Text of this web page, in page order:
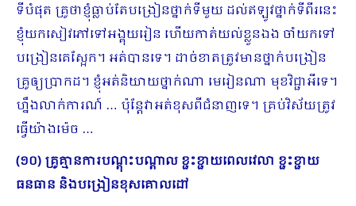
ទីបំផុត គ្រូថាខ្ញុំធ្លាប់តែបង្រៀនថ្នាក់ទីមួយ ដល់ឥឡូវថ្នាក់ទីពីរនេះ
ខ្ញុំយកសៀវភៅទៅអង្គុយរៀន ហើយកាត់យល់ខ្លួនឯង ចាំយកទៅ
បង្រៀនគេស្អែក។ អត់បានទេ។ ដាច់ខាតត្រូវមានថ្នាក់បង្រៀន
គ្រូឲ្យប្រាកដ។ ខ្ញុំអត់និយាយថ្នាក់ណា មេរៀនណា មុខវិជ្ជាអីទេ។
ហ្នឹងលាក់ការណ៍ … ប៉ុន្តែវាអត់ខុសពីជំនាញទេ។ គ្រប់វិស័យត្រូវ
ធ្វើយ៉ាងម៉េច …
(១០) គ្រូគ្មានការបណ្ដុះបណ្ដាល ខ្ជះខ្ជាយពេលវេលា ខ្ជះខ្ជាយ
ធនធាន និងបង្រៀនខុសគោលដៅ